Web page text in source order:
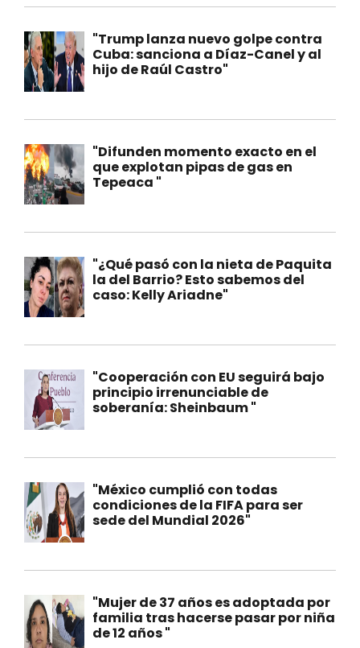
"Trump lanza nuevo golpe contra
Cuba: sanciona a Díaz-Canel y al
hijo de Raúl Castro"
"Difunden momento exacto en el
que explotan pipas de gas en
Tepeaca "
"¿Qué pasó con la nieta de Paquita
la del Barrio? Esto sabemos del
caso: Kelly Ariadne"
"Cooperación con EU seguirá bajo
principio irrenunciable de
soberanía: Sheinbaum "
"México cumplió con todas
condiciones de la FIFA para ser
sede del Mundial 2026"
"Mujer de 37 años es adoptada por
familia tras hacerse pasar por niña
de 12 años "